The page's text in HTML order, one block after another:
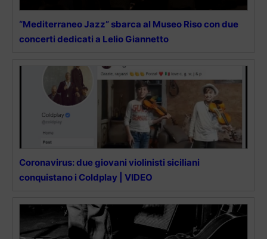
“Mediterraneo Jazz” sbarca al Museo Riso con due
concerti dedicati a Lelio Giannetto
Coronavirus: due giovani violinisti siciliani
conquistano i Coldplay | VIDEO